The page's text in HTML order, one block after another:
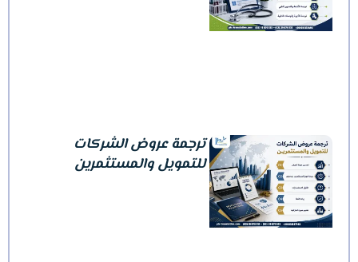
ترجمة عروض الشركات
للتمويل والمستثمرين